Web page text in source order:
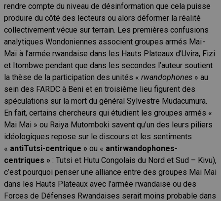
rendre compte du niveau de désinformation que cela puisse
produire du côté des lecteurs ou alors déformer la réalité
collectivement vécue sur terrain. Les premières confusions
analytiques Wondoniennes associent groupes armés Maï-
Maï à l’armée rwandaise dans les Hauts Plateaux d’Uvira, Fizi
et Itombwe pendant que dans les secondes l’auteur soutient
la thèse de la participation des unités « rwandophones » au
sein des FARDC à Beni et en troisième lieu figurent des
spéculations sur la mort du général Sylvestre Mudacumura.
En fait, certains chercheurs qui étudient les groupes armés «
Mai Mai » ou Raiya Mutomboki savent qu’un des leurs piliers
idéologiques repose sur le discours et les sentiments
« antiTutsi-centrique » ou « antirwandophones-
centriques » : Tutsi et Hutu Congolais du Nord et Sud – Kivu),
c’est pourquoi penser une alliance entre des groupes Mai Mai
dans les Hauts Plateaux avec l’armée rwandaise ou des
Forces de Défenses Rwandaises serait moins probable dans